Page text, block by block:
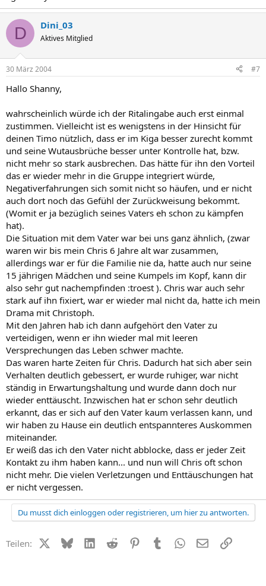
D Dini_03
Aktives Mitglied
30 März 2004 #7
Hallo Shanny,
wahrscheinlich würde ich der Ritalingabe auch erst einmal
zustimmen. Vielleicht ist es wenigstens in der Hinsicht für
deinen Timo nützlich, dass er im Kiga besser zurecht kommt
und seine Wutausbrüche besser unter Kontrolle hat, bzw.
nicht mehr so stark ausbrechen. Das hätte für ihn den Vorteil
das er wieder mehr in die Gruppe integriert würde,
Negativerfahrungen sich somit nicht so häufen, und er nicht
auch dort noch das Gefühl der Zurückweisung bekommt.
(Womit er ja bezüglich seines Vaters eh schon zu kämpfen
hat).
Die Situation mit dem Vater war bei uns ganz ähnlich, (zwar
waren wir bis mein Chris 6 Jahre alt war zusammen,
allerdings war er für die Familie nie da, hatte auch nur seine
15 jährigen Mädchen und seine Kumpels im Kopf, kann dir
also sehr gut nachempfinden :troest ). Chris war auch sehr
stark auf ihn fixiert, war er wieder mal nicht da, hatte ich mein
Drama mit Christoph.
Mit den Jahren hab ich dann aufgehört den Vater zu
verteidigen, wenn er ihn wieder mal mit leeren
Versprechungen das Leben schwer machte.
Das waren harte Zeiten für Chris. Dadurch hat sich aber sein
Verhalten deutlich gebessert, er wurde ruhiger, war nicht
ständig in Erwartungshaltung und wurde dann doch nur
wieder enttäuscht. Inzwischen hat er schon sehr deutlich
erkannt, das er sich auf den Vater kaum verlassen kann, und
wir haben zu Hause ein deutlich entspannteres Auskommen
miteinander.
Er weiß das ich den Vater nicht abblocke, dass er jeder Zeit
Kontakt zu ihm haben kann... und nun will Chris oft schon
nicht mehr. Die vielen Verletzungen und Enttäuschungen hat
er nicht vergessen.
Du musst dich einloggen oder registrieren, um hier zu antworten.
Teilen: X (Twitter)
BlueskyLinkedIn
Reddit PinterestTumblr WhatsApp
E-MailLink